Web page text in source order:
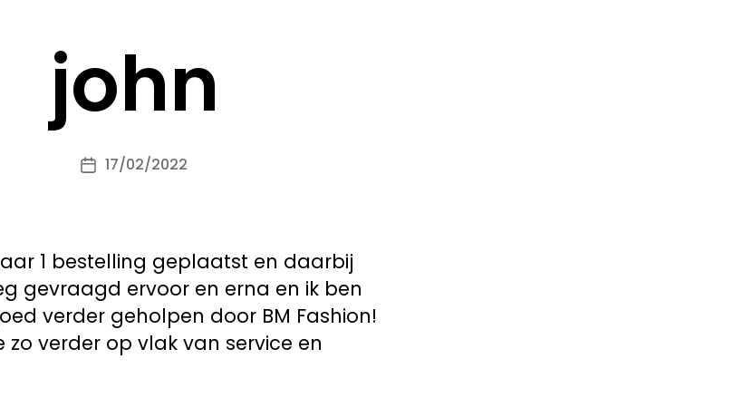
john
Berichtdatum
17/02/2022
1 bestelling geplaatst en daarbij
gevraagd ervoor en erna en ik ben
verder geholpen door BM Fashion!
zo verder op vlak van service en